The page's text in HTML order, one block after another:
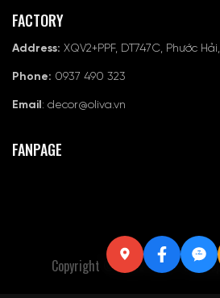
FACTORY
Address: XQV2+PPF, DT747C, Phước
Phone: 0937 490 323
Email: decor@oliva.vn
FANPAGE
Copyright © 2022 Oliva -